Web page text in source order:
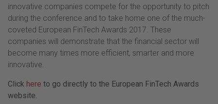
innovative companies compete for the opportunity to pitch
during the conference and to take home one of the much-
coveted European FinTech Awards 2017. These
companies will demonstrate that the financial sector will
become many times more efficient, smarter and more
innovative.
Click here to go directly to the European FinTech Awards
website.